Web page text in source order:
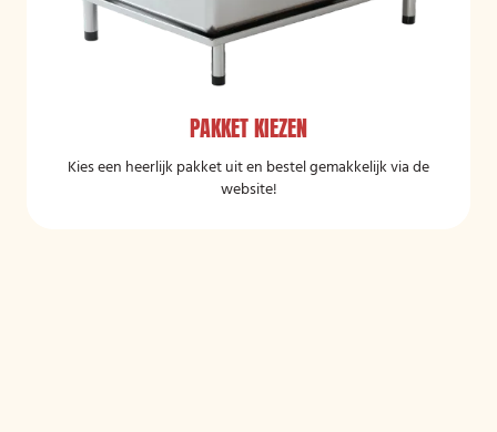
PAKKET KIEZEN
Kies een heerlijk pakket uit en bestel gemakkelijk via de
website!